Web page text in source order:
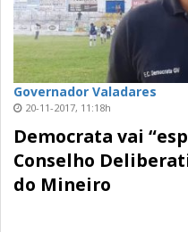
Governador Valadares
20-11-2017, 11:18h
Democrata vai
Conselho
do Mineiro